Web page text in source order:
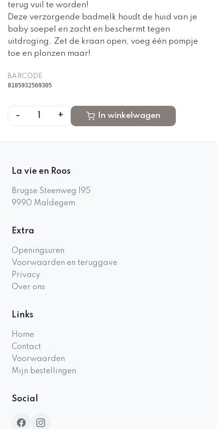
terug vuil te worden!
Deze verzorgende badmelk houdt de huid van je
baby soepel en zacht en beschermt tegen
uitdroging. Zet de kraan open, voeg één pompje
toe en plonzen maar!
BARCODE
8185932569305
- + In winkelwagen
La vie en Roos
Brugse Steenweg 195
9990 Maldegem
Extra
Openingsuren
Voorwaarden en teruggave
Privacy
Over ons
Links
Home
Contact
Voorwaarden
Mijn bestellingen
Social